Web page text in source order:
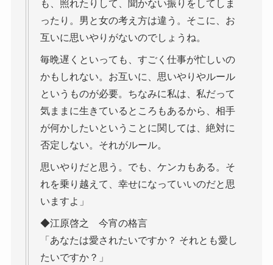
も、照れたりして、聞かない振りをしてしま
ったり。男と女の考え方は違う。そこに、お
互いに思いやりがないのでしょうね。
毎晩遅くといっても、すごく仕事が忙しいの
かもしれない。お互いに、思いやりやルール
というものが必要。ちなみに私は、私だって
気ままに生きているところもあるから、相手
が何かしたいということに関しては、絶対に
否定しない。それがルール。
思いやりだと思う。でも、ケンカもある。そ
れを乗り越えて、幸せになっていいのだと思
いますよ」
◆江原啓之 今宵の格言
「あなたは愛されたいですか？ それとも愛し
たいですか？」